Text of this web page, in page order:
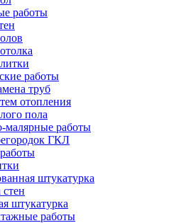
работы
работы
труб
отопления
пола
малярные работы
ГКЛ
штукатурка
штукатурка
работы